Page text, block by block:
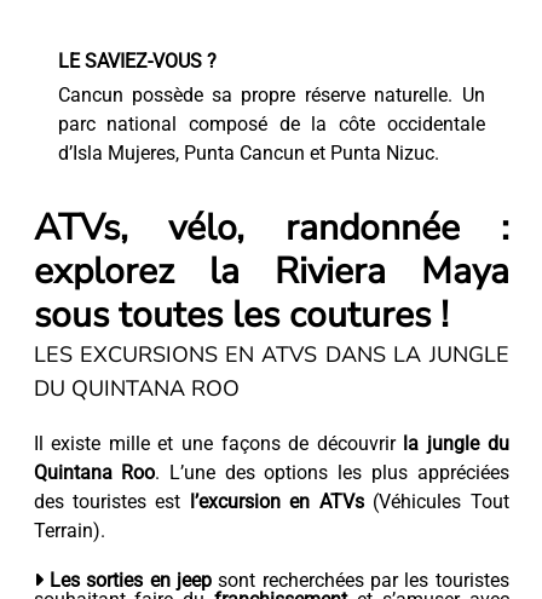
LE SAVIEZ-VOUS ?
Cancun possède sa propre réserve naturelle. Un
parc national composé de la côte occidentale
d’Isla Mujeres, Punta Cancun et Punta Nizuc.
ATVs, vélo, randonnée :
explorez la Riviera Maya
sous toutes les coutures !
LES EXCURSIONS EN ATVS DANS LA JUNGLE
DU QUINTANA ROO
Il existe mille et une façons de découvrir la jungle du
Quintana Roo. L’une des options les plus appréciées
des touristes est
l’excursion en ATVs(Véhicules Tout
Terrain).
Les sorties en jeepsont recherchées par les touristes